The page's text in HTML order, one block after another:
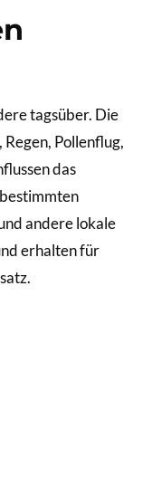
tagsüber. Die
Pollenflug,
das
andere lokale
erhalten für